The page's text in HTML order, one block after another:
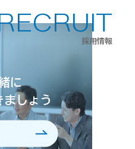
採用情報
に
ましょう